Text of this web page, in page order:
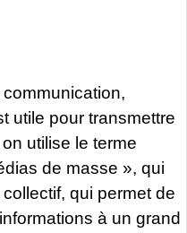
utile pour transmettre
utilise le terme
de masse », qui
qui permet de
à un grand